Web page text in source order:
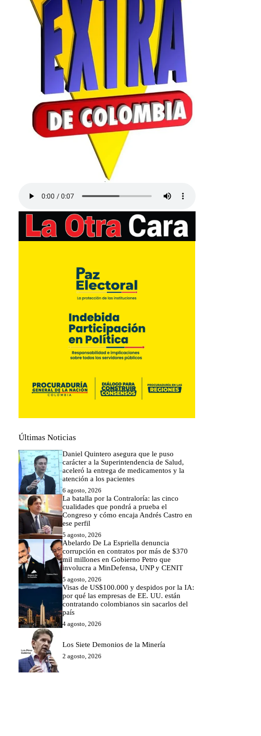
Últimas Noticias
Daniel Quintero asegura que le puso
carácter a la Superintendencia de Salud,
aceleró la entrega de medicamentos y la
atención a los pacientes
6 agosto, 2026
La batalla por la Contraloría: las cinco
cualidades que pondrá a prueba el
Congreso y cómo encaja Andrés Castro en
ese perfil
5 agosto, 2026
Abelardo De La Espriella denuncia
corrupción en contratos por más de $370
mil millones en Gobierno Petro que
involucra a MinDefensa, UNP y CENIT
5 agosto, 2026
Visas de US$100.000 y despidos por la IA:
por qué las empresas de EE. UU. están
contratando colombianos sin sacarlos del
país
4 agosto, 2026
Los Siete Demonios de la Minería
2 agosto, 2026